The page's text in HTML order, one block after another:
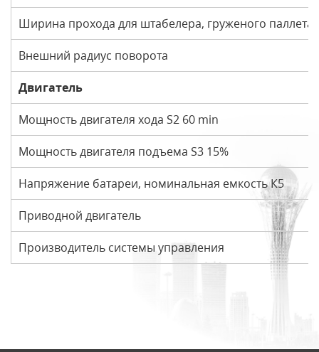
Ширина прохода для штабелера, груженого
Внешний радиус поворота
Двигатель
Мощность двигателя хода S2 60 min
Мощность двигателя подъема S3 15%
Напряжение батареи, номинальная емкость К5
Приводной двигатель
Производитель системы управления